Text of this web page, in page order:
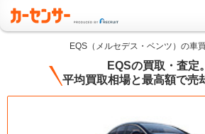
EQS（メルセデス・ベンツ）の車
EQSの買取・査定。
平均買取相場と最高額で売